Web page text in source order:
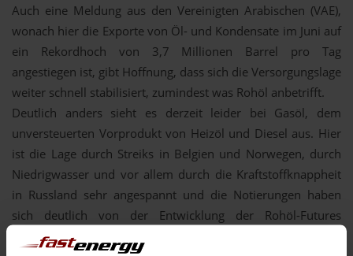
Auch eine Meldung aus den Vereinigten Arabischen (VAE),
wonach hier die Exporte von Öl- und Kondensate im Juni auf
ein Rekordhoch von 3,7 Millionen Barrel pro Tag
angestiegen ist, gibt Hoffnung, dass sich die Versorgungslage
weiter schnell stabilisiert, zumindest was Rohöl anbetrifft.
Deutlich anders sieht es derzeit leider bei Gasöl, dem
unversteuerten Vorprodukt von Heizöl und Diesel aus. Hier
ist die Lage durch Streiks in Belgien und Norwegen, durch
Niedrigwasser und vor allem durch die Kraftstoffknappheit
in Russland sehr angespannt und die Notierungen haben
sich deutlich von der Entwicklung der Rohöl-Futures
abgekoppelt.